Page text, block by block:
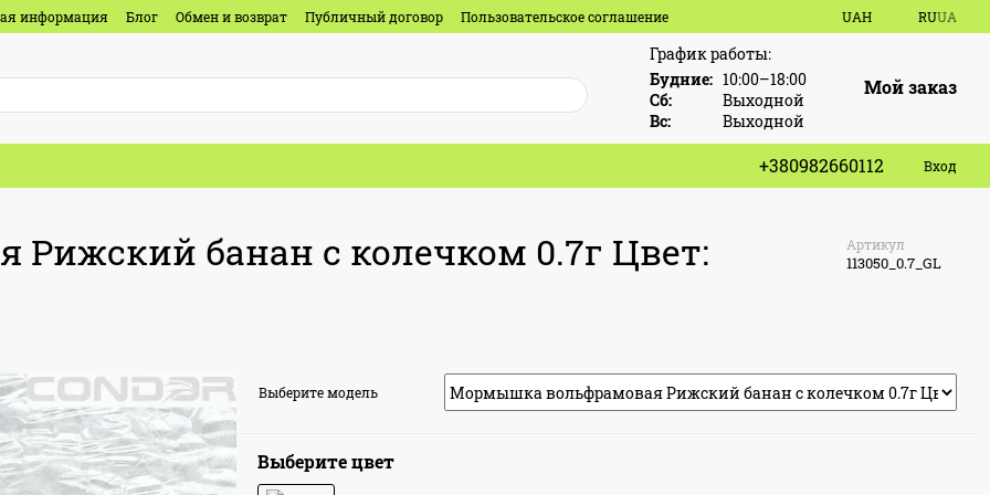
информация Блог Обмен и возврат Публичный договор
Пользовательское соглашение
UAH RUUA
График работы:
Будние: 10:00–18:00
Сб:
Выходной
Вс:
Выходной
Мой заказ
+380982660112 Вход
банан с колечком 0.7г Цвет:
Артикул
113050_0.7_GL
Выберите модель
Выберите цвет